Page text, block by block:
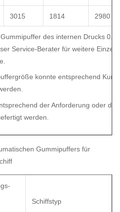
3015 1814 2980
des internen Drucks
Service-Berater für weitere
konnte entsprechend
der Anforderung oder
werden.
Gummipuffers für
Schiffstyp